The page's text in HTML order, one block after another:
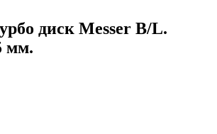
диск Messer B/L.
мм.